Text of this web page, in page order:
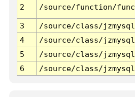
2 /source/function/
3 /source/class/
4
/source/class/
5
/source/class/
6
/source/class/